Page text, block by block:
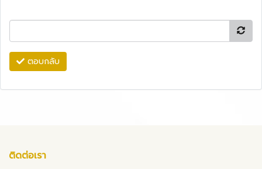
ตอบกลับ
ติดต่อเรา